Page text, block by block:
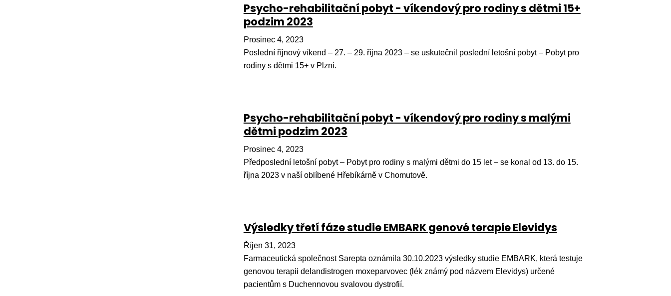
Psycho-rehabilitační pobyt - víkendový pro rodiny s dětmi 15+
podzim 2023
Prosinec 4, 2023
Poslední říjnový víkend – 27. – 29. října 2023 – se uskutečnil poslední letošní pobyt – Pobyt pro
rodiny s dětmi 15+ v Plzni.
Psycho-rehabilitační pobyt - víkendový pro rodiny s malými
dětmi podzim 2023
Prosinec 4, 2023
Předposlední letošní pobyt – Pobyt pro rodiny s malými dětmi do 15 let – se konal od 13. do 15.
října 2023 v naší oblíbené Hřebíkárně v Chomutově.
Výsledky třetí fáze studie EMBARK genové terapie Elevidys
Říjen 31, 2023
Farmaceutická společnost Sarepta oznámila 30.10.2023 výsledky studie EMBARK, která testuje
genovou terapii delandistrogen moxeparvovec (lék známý pod názvem Elevidys) určené
pacientům s Duchennovou svalovou dystrofií.